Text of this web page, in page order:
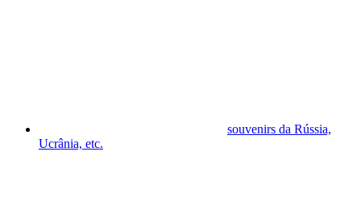
souvenirs da Rússia,
Ucrânia, etc.